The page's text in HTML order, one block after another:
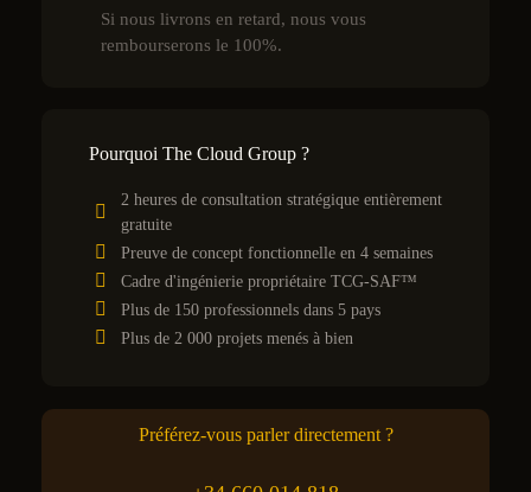
Si nous livrons en retard, nous vous
rembourserons le 100%.
Pourquoi The Cloud Group ?
2 heures de consultation stratégique entièrement
gratuite
Preuve de concept fonctionnelle en 4 semaines
Cadre d'ingénierie propriétaire TCG-SAF™
Plus de 150 professionnels dans 5 pays
Plus de 2 000 projets menés à bien
Préférez-vous parler directement ?